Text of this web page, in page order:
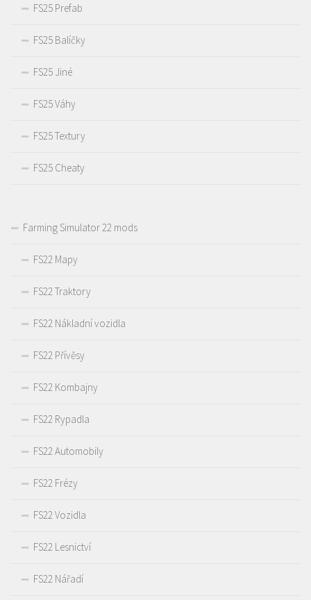
FS25 Prefab
FS25 Balíčky
FS25 Jiné
FS25 Váhy
FS25 Textury
FS25 Cheaty
Farming Simulator 22 mods
FS22 Mapy
FS22 Traktory
FS22 Nákladní vozidla
FS22 Přívěsy
FS22 Kombajny
FS22 Rypadla
FS22 Automobily
FS22 Frézy
FS22 Vozidla
FS22 Lesnictví
FS22 Nářadí